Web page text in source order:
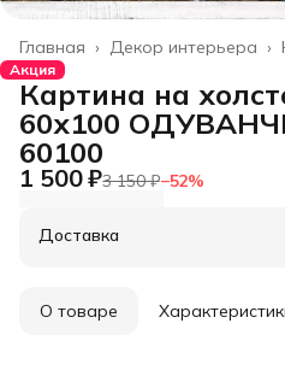
Декор интерьера ›
Главная ›
Акция
Картина на
60х100
60100
1 500 ₽3 150 ₽−52%
Доставка
О товаре